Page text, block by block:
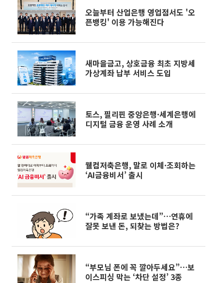
오늘부터 산업은행 영업점서도 '오
픈뱅킹' 이용 가능해진다
새마을금고, 상호금융 최초 지방세
가상계좌 납부 서비스 도입
토스, 필리핀 중앙은행·세계은행에
디지털 금융 운영 사례 소개
웰컴저축은행, 말로 이체·조회하는
‘AI금융비서’ 출시
“가족 계좌로 보냈는데”⋯연휴에
잘못 보낸 돈, 되찾는 방법은?
“부모님 폰에 꼭 깔아두세요”⋯보
이스피싱 막는 ‘차단 설정’ 3종